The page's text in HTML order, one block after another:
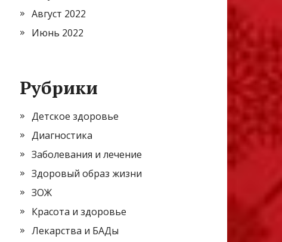
Август 2022
Июнь 2022
Рубрики
Детское здоровье
Диагностика
Заболевания и лечение
Здоровый образ жизни
ЗОЖ
Красота и здоровье
Лекарства и БАДы